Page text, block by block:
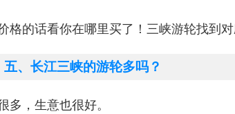
格的话看你在哪里买了！三峡游轮找到
五、长江三峡的游轮多吗？
多，生意也很好。